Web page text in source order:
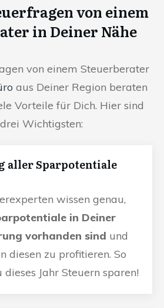
von einem
in Deiner Nähe
von einem Steuerberater
aus Deiner Region beraten
Vorteile für Dich. Hier sind
Wichtigsten:
aller Sparpotentiale
wissen genau,
in Deiner
vorhanden sind und
diesen zu profitieren. So
Jahr Steuern sparen!